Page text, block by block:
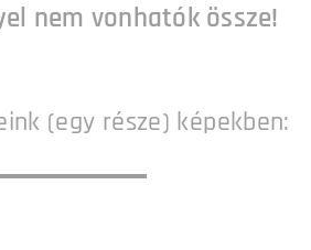
nem vonhatók össze!
(egy része) képekben: